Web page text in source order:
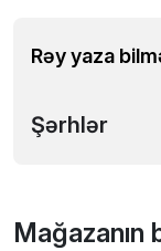
Rəy yaza
Şərhlər
Mağazanın